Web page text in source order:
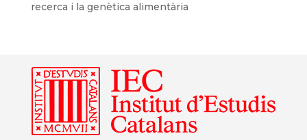
recerca i la genètica alimentària